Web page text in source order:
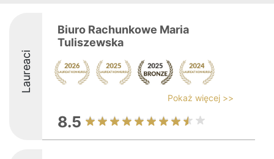
Laureaci
Biuro Rachunkowe Maria
Tuliszewska
Pokaż więcej >>
8.5